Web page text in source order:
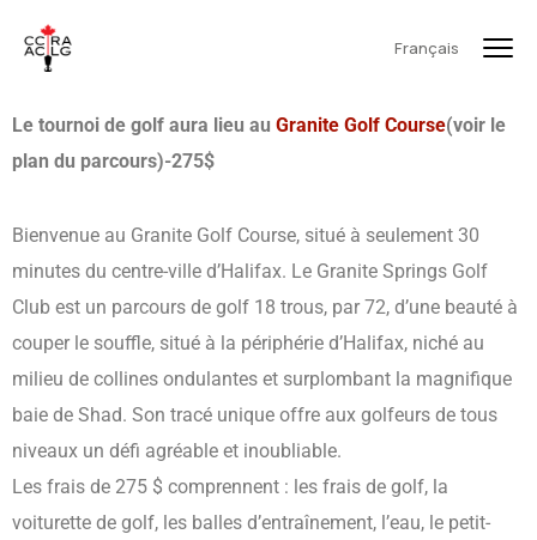
Français
Le tournoi de golf aura lieu au Granite Golf Course(voir le
plan du parcours)-275$
Bienvenue au Granite Golf Course, situé à seulement 30
minutes du centre-ville d’Halifax. Le Granite Springs Golf
Club est un parcours de golf 18 trous, par 72, d’une beauté à
couper le souffle, situé à la périphérie d’Halifax, niché au
milieu de collines ondulantes et surplombant la magnifique
baie de Shad. Son tracé unique offre aux golfeurs de tous
niveaux un défi agréable et inoubliable.
Les frais de 275 $ comprennent : les frais de golf, la
voiturette de golf, les balles d’entraînement, l’eau, le petit-